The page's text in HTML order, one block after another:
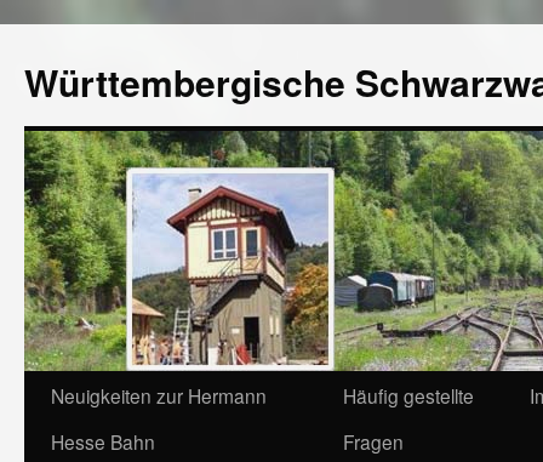
Württembergische
Neuigkeiten zur Hermann
Hesse Bahn
Häufig gestellte
Fragen